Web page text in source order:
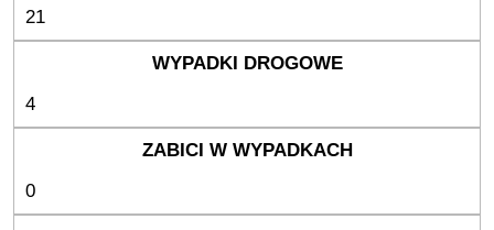
21
4
0